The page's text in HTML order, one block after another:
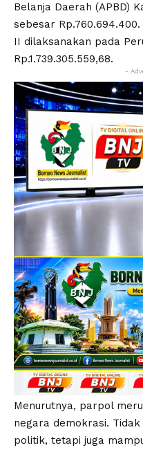
Belanja Daerah (APBD)
sebesar
II dilaksanakan pada
Rp.1.739.305.559,68.
-
Menurutnya, parpol
negara demokrasi.
politik, tetapi juga